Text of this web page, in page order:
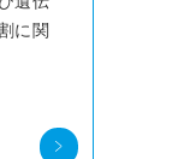
に関